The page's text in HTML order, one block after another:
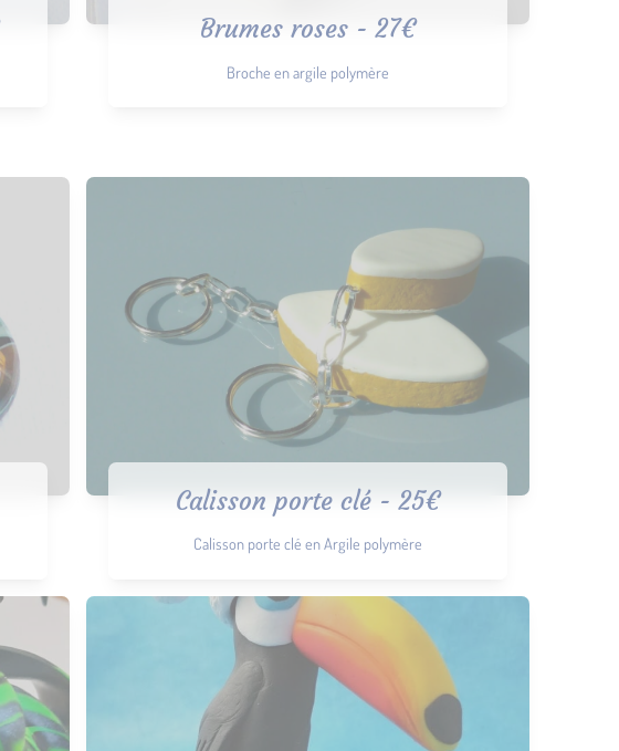
Brumes roses - 27€
Broche en argile polymère
Calisson porte clé - 25€
Calisson porte clé en Argile polymère